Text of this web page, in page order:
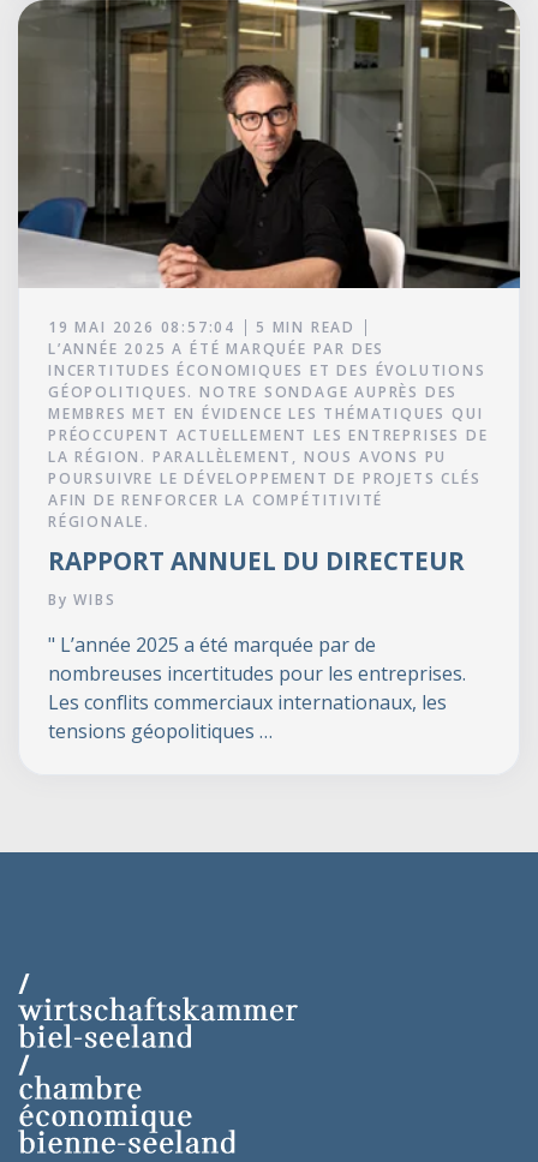
19 MAI 2026 08:57:04
5 MIN READ
L’ANNÉE 2025 A ÉTÉ MARQUÉE PAR DES
INCERTITUDES ÉCONOMIQUES ET DES ÉVOLUTIONS
GÉOPOLITIQUES. NOTRE SONDAGE AUPRÈS DES
MEMBRES MET EN ÉVIDENCE LES THÉMATIQUES QUI
PRÉOCCUPENT ACTUELLEMENT LES ENTREPRISES DE
LA RÉGION. PARALLÈLEMENT, NOUS AVONS PU
POURSUIVRE LE DÉVELOPPEMENT DE PROJETS CLÉS
AFIN DE RENFORCER LA COMPÉTITIVITÉ
RÉGIONALE.
RAPPORT ANNUEL DU DIRECTEUR
ByWIBS
" L’année 2025 a été marquée par de
nombreuses incertitudes pour les entreprises.
Les conflits commerciaux internationaux, les
tensions géopolitiques …